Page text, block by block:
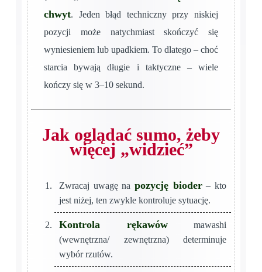
chwyt. Jeden błąd techniczny przy niskiej
pozycji może natychmiast skończyć się
wyniesieniem lub upadkiem. To dlatego – choć
starcia bywają długie i taktyczne – wiele
kończy się w 3–10 sekund.
Jak oglądać sumo, żeby
więcej „widzieć”
Zwracaj uwagę na pozycję bioder– kto
jest niżej, ten zwykle kontroluje sytuację.
Kontrola rękawówmawashi
(wewnętrzna/ zewnętrzna) determinuje
wybór rzutów.